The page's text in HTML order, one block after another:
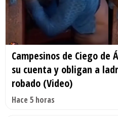
Campesinos de Ciego
su cuenta y obligan a
robado (Video)
Hace 5 horas